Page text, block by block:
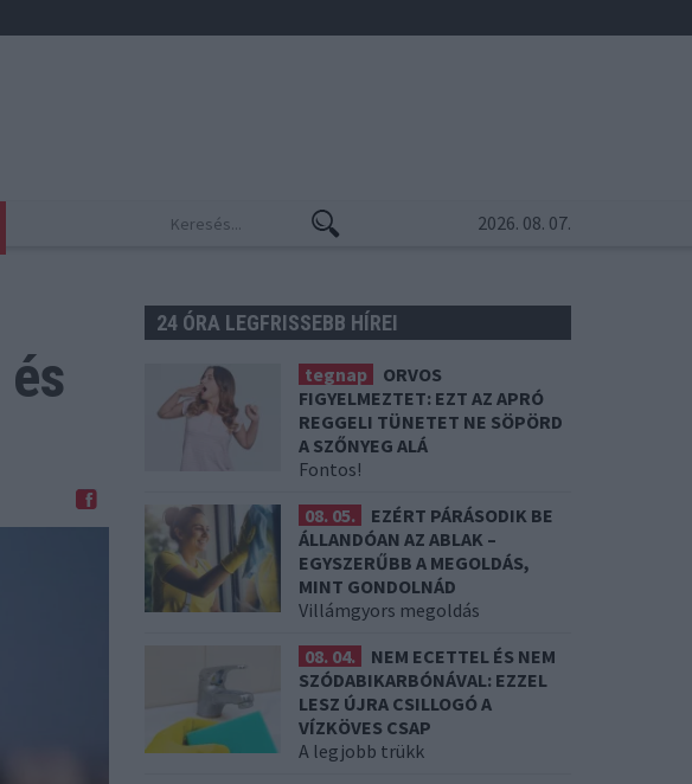
2026. 08. 07.
és
24 ÓRA LEGFRISSEBB HÍREI
tegnap
ORVOS
FIGYELMEZTET: EZT AZ APRÓ
REGGELI TÜNETET NE SÖPÖRD
A SZŐNYEG ALÁ
Fontos!
08. 05.
EZÉRT PÁRÁSODIK BE
ÁLLANDÓAN AZ ABLAK –
EGYSZERŰBB A MEGOLDÁS,
MINT GONDOLNÁD
Villámgyors megoldás
08. 04.
NEM ECETTEL ÉS NEM
SZÓDABIKARBÓNÁVAL: EZZEL
LESZ ÚJRA CSILLOGÓ A
VÍZKÖVES CSAP
A legjobb trükk